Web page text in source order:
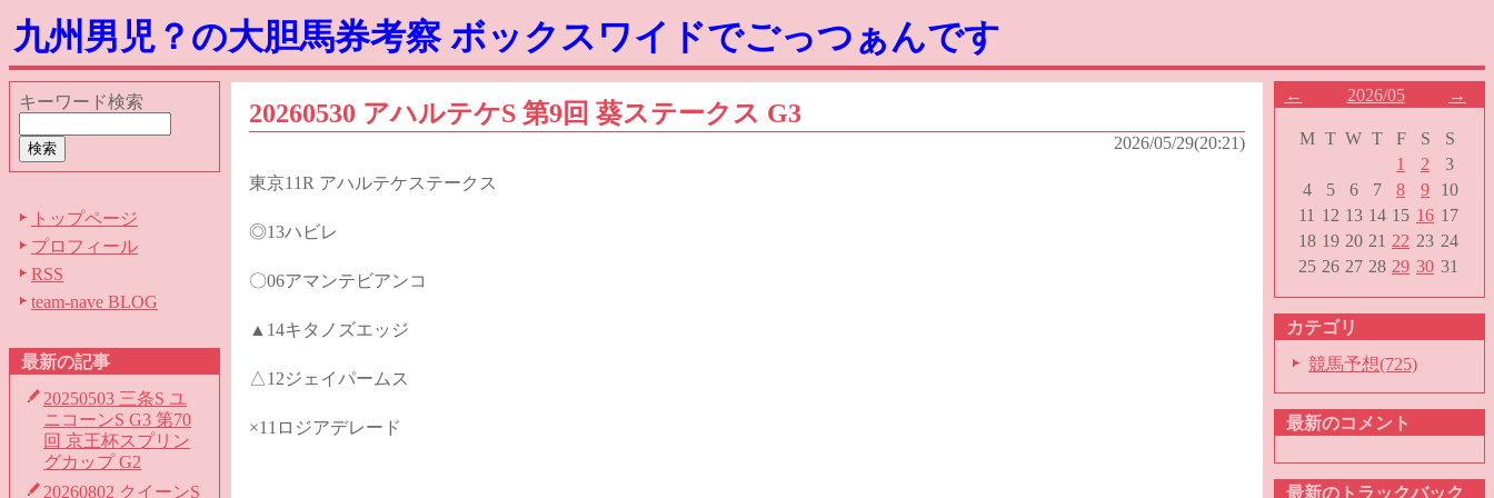
九州男児？の大胆馬券考察 ボックスワイドでごっつぁんです
キーワード検索
トップページ
プロフィール
RSS
team-nave BLOG
最新の記事
20250503 三条S ユ
ニコーンS G3 第70
回 京王杯スプリン
グカップ G2
20260802 クイーンS
20260530 アハルテケS 第9回 葵ステークス G3
2026/05/29(20:21)
東京11R アハルテケステークス
◎13ハビレ
〇06アマンテビアンコ
▲14キタノズエッジ
△12ジェイパームス
×11ロジアデレード
← 2026/05 →
M T W T F S
S
1
2
3
4
5 6 7 8 9
10
11 12 13 14 15 16 17
18 19 20 21 22 23 24
25 26 27 28 29 30 31
カテゴリ
競馬予想(725)
最新のコメント
最新のトラックバック